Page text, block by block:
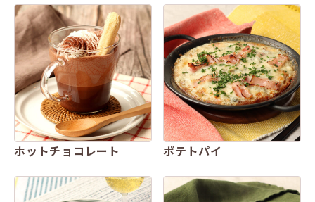
ホットチョコレート ポテトパイ